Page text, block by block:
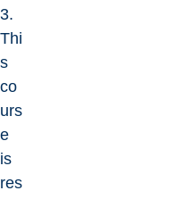
3.
Thi
s
co
urs
e
is
res